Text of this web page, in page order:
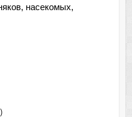
насекомых,